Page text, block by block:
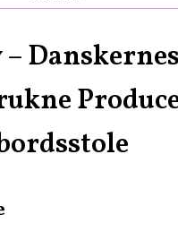
Danskernes